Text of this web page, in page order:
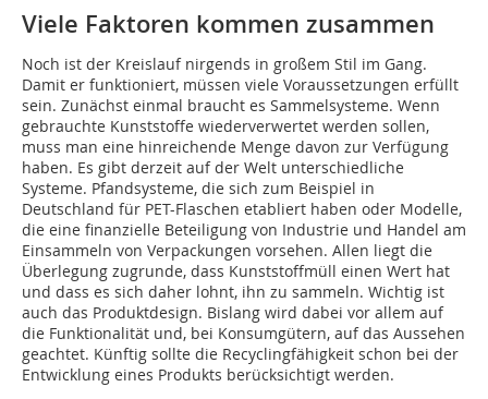
Viele Faktoren kommen zusammen
Noch ist der Kreislauf nirgends in großem Stil im Gang.
Damit er funktioniert, müssen viele Voraussetzungen erfüllt
sein. Zunächst einmal braucht es Sammelsysteme. Wenn
gebrauchte Kunststoffe wiederverwertet werden sollen,
muss man eine hinreichende Menge davon zur Verfügung
haben. Es gibt derzeit auf der Welt unterschiedliche
Systeme. Pfandsysteme, die sich zum Beispiel in
Deutschland für PET-Flaschen etabliert haben oder Modelle,
die eine finanzielle Beteiligung von Industrie und Handel am
Einsammeln von Verpackungen vorsehen. Allen liegt die
Überlegung zugrunde, dass Kunststoffmüll einen Wert hat
und dass es sich daher lohnt, ihn zu sammeln. Wichtig ist
auch das Produktdesign. Bislang wird dabei vor allem auf
die Funktionalität und, bei Konsumgütern, auf das Aussehen
geachtet. Künftig sollte die Recyclingfähigkeit schon bei der
Entwicklung eines Produkts berücksichtigt werden.